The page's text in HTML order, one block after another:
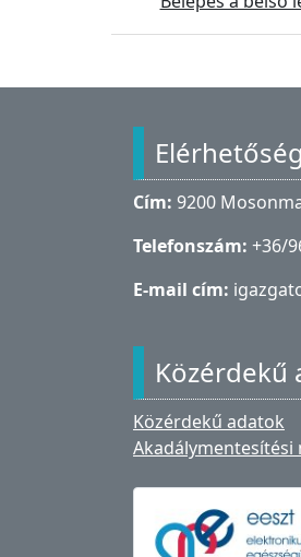
Cím: 9200
Telefonszám: +36/
E-mail cím:
Közérdekű
Közérdekű adatok
Akadálymentesítési